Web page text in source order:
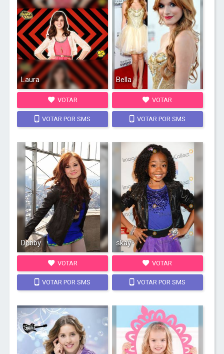
Laura
VOTAR
VOTAR POR SMS
Bella
VOTAR
VOTAR POR SMS
Debby
VOTAR
VOTAR POR SMS
skay
VOTAR
VOTAR POR SMS